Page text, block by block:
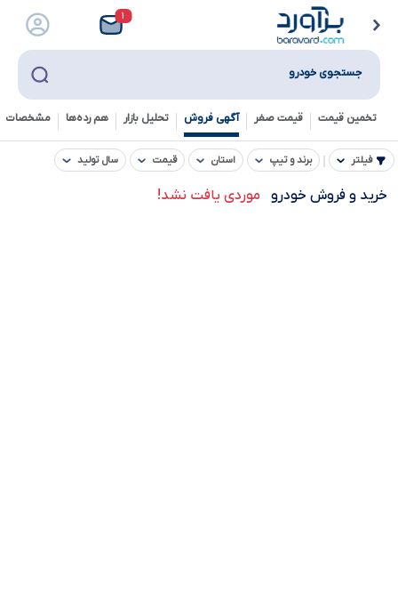
۱
جستجوی خودرو
تخمین قیمت قیمت صفر آگهی فروش تحلیل بازار هم رده‌ها‌ مشخصات
فیلتر برند و تیپ استان قیمت سال تولید
خرید و فروش خودرو موردی یافت نشد!